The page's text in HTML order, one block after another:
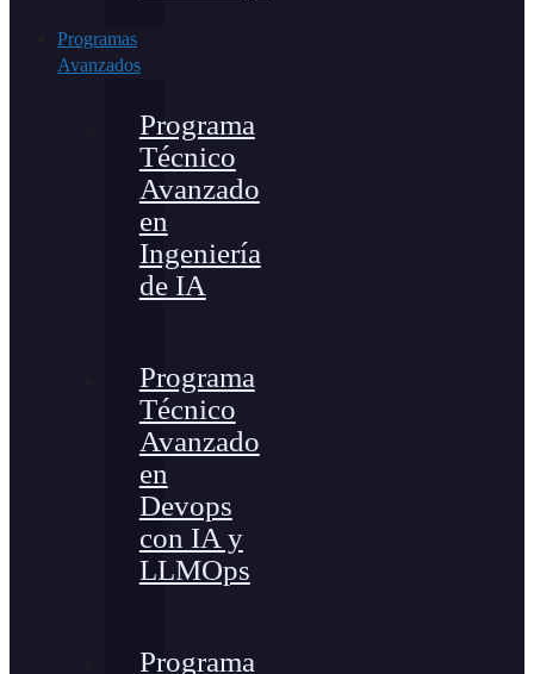
Programas
Avanzados
Programa
Técnico
Avanzado
en
Ingeniería
de IA
Programa
Técnico
Avanzado
en
Devops
con IA y
LLMOps
Programa